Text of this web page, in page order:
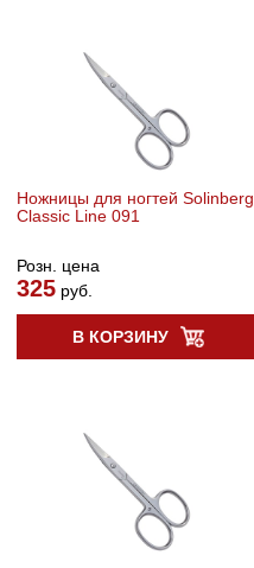
Ножницы для ногтей Solinberg
Classic Line 091
Розн. цена
325руб.
В КОРЗИНУ